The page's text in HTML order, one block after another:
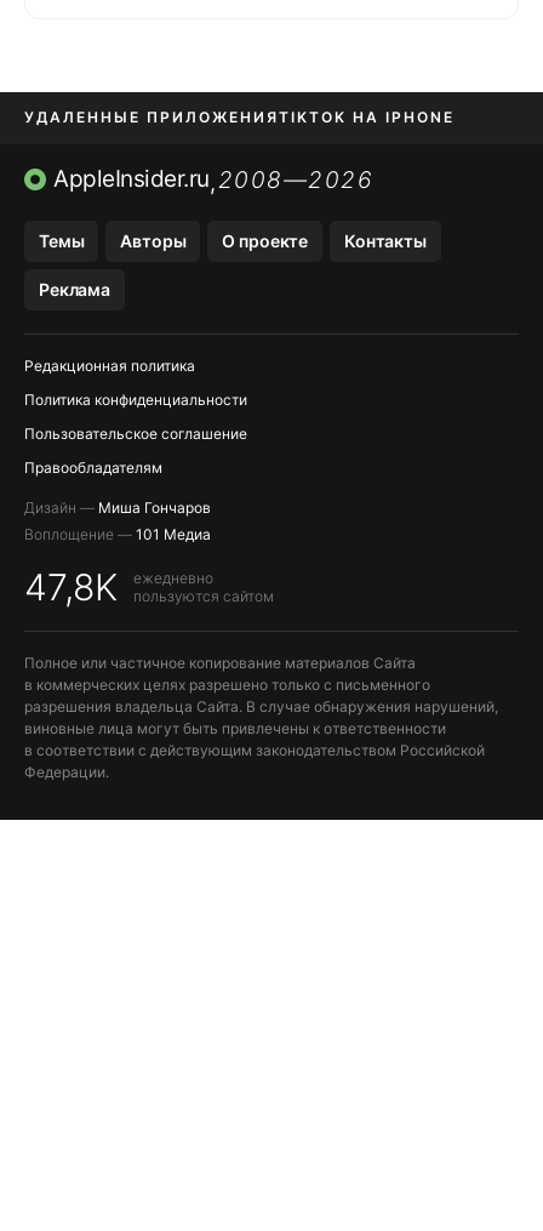
УДАЛЕННЫЕ ПРИЛОЖЕНИЯTIKTOK НА IPHONE
ПРИЛОЖЕНИЯ БЕЗ APP STORE
AppleInsider.ru,2008—2026
Темы Авторы О проекте Контакты
Реклама
Редакционная политика
Политика конфиденциальности
Пользовательское соглашение
Правообладателям
Дизайн — Миша Гончаров
Воплощение — 101 Медиа
47,8K
ежедневно
пользуются сайтом
Полное или частичное копирование материалов Сайта
в коммерческих целях разрешено только с письменного
разрешения владельца Сайта. В случае обнаружения нарушений,
виновные лица могут быть привлечены к ответственности
в соответствии с действующим законодательством Российской
Федерации.